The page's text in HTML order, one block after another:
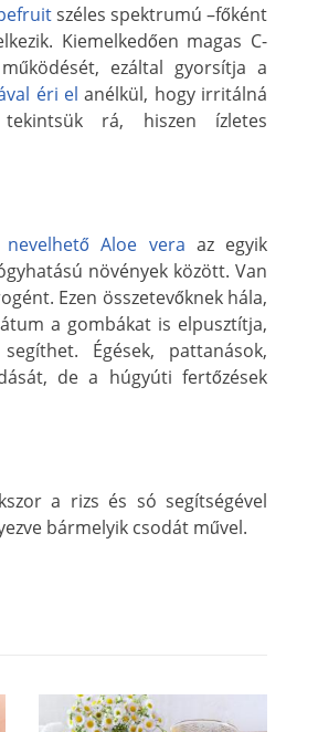
széles spektrumú –főként
Kiemelkedően magas C-
ezáltal gyorsítja a
éri el anélkül, hogy irritálná
rá, hiszen ízletes
Aloe vera az egyik
növények között. Van
Ezen összetevőknek hála,
a gombákat is elpusztítja,
Égések, pattanások,
de a húgyúti fertőzések
a rizs és só segítségével
bármelyik csodát művel.